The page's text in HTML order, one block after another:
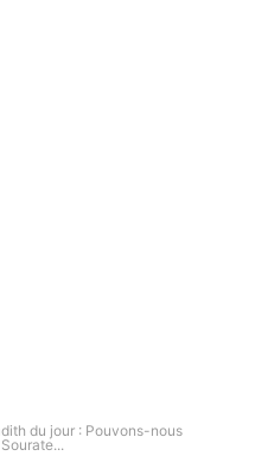
du jour : Pouvons-nous